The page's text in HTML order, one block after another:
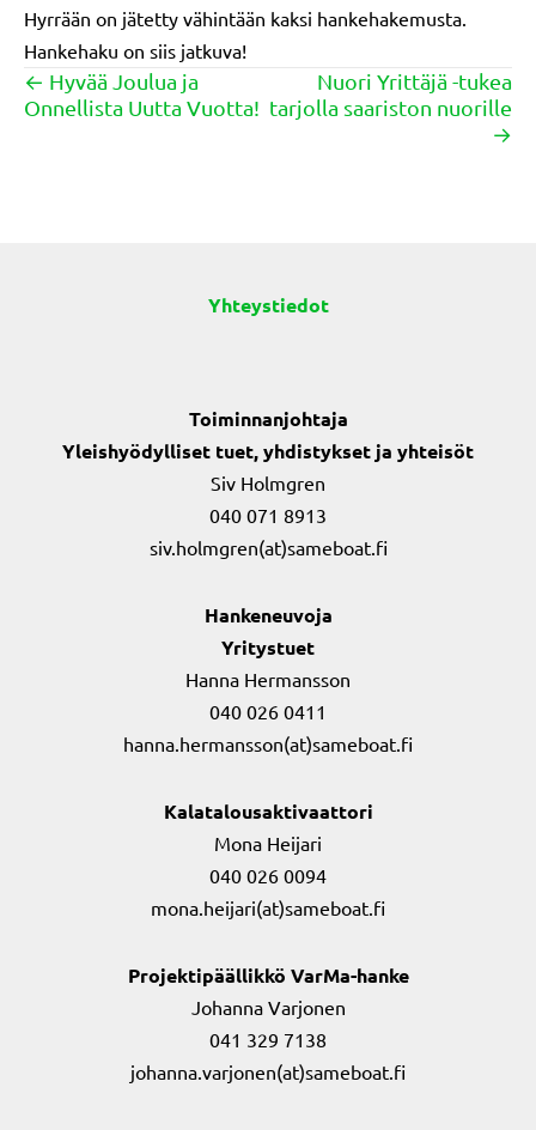
Hyrrään on jätetty vähintään kaksi hankehakemusta.
Hankehaku on siis jatkuva!
Posts
navigation
← Hyvää Joulua ja
Onnellista Uutta Vuotta!
Nuori Yrittäjä -tukea
tarjolla saariston nuorille
→
Yhteystiedot
Toiminnanjohtaja
Yleishyödylliset tuet, yhdistykset ja yhteisöt
Siv Holmgren
040 071 8913
siv.holmgren(at)sameboat.fi
Hankeneuvoja
Yritystuet
Hanna Hermansson
040 026 0411
hanna.hermansson(at)sameboat.fi
Kalatalousaktivaattori
Mona Heijari
040 026 0094
mona.heijari(at)sameboat.fi
Projektipäällikkö VarMa-hanke
Johanna Varjonen
041 329 7138
johanna.varjonen(at)sameboat.fi